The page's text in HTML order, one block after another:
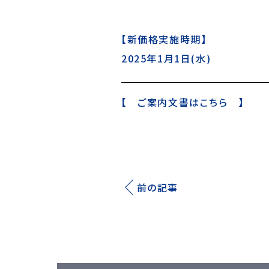
【新価格実施時期】
2025年1月1日(水)
【 ご案内文書はこちら 】
前の記事